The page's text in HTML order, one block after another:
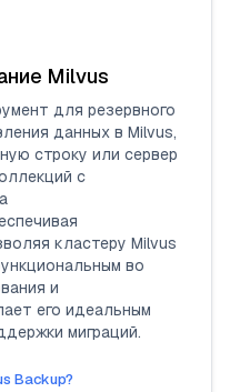
Milvus
для резервного
данных в Milvus,
строку или сервер
с
кластеру Milvus
во
и
его идеальным
миграций.
Backup?